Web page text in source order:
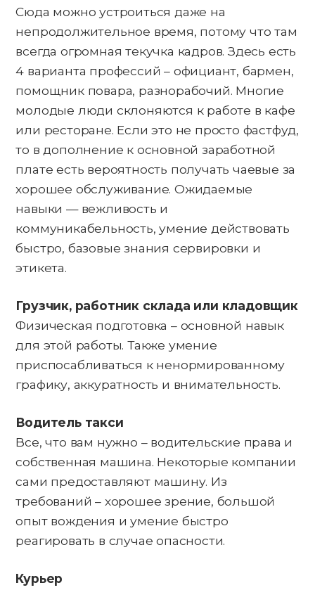
Сюда можно устроиться даже на
непродолжительное время, потому что там
всегда огромная текучка кадров. Здесь есть
4 варианта профессий – официант, бармен,
помощник повара, разнорабочий. Многие
молодые люди склоняются к работе в кафе
или ресторане. Если это не просто фастфуд,
то в дополнение к основной заработной
плате есть вероятность получать чаевые за
хорошее обслуживание. Ожидаемые
навыки — вежливость и
коммуникабельность, умение действовать
быстро, базовые знания сервировки и
этикета.
Грузчик, работник склада или кладовщик
Физическая подготовка – основной навык
для этой работы. Также умение
приспосабливаться к ненормированному
графику, аккуратность и внимательность.
Водитель такси
Все, что вам нужно – водительские права и
собственная машина. Некоторые компании
сами предоставляют машину. Из
требований – хорошее зрение, большой
опыт вождения и умение быстро
реагировать в случае опасности.
Курьер